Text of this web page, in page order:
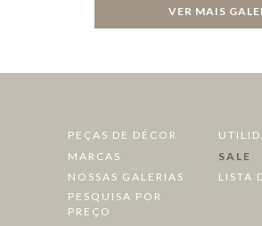
VER MAIS
PEÇAS DE DÉCOR
MARCAS
SALE
NOSSAS GALERIAS
LISTA
PESQUISA POR
PREÇO